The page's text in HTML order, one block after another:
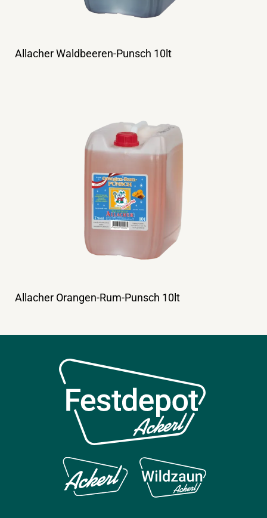
Allacher Waldbeeren-Punsch 10lt
Allacher Orangen-Rum-Punsch 10lt